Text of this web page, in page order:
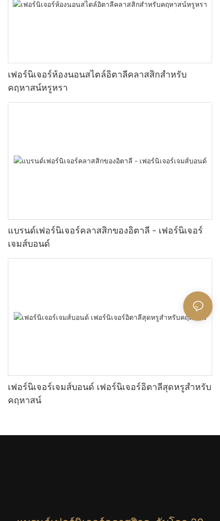
เฟอร์นิเจอร์ห้องนอนสไตล์อิตาลีคลาสสิกสำหรับ
คฤหาสน์หรูหรา
แบรนด์เฟอร์นิเจอร์คลาสสิกของอิตาลี - เฟอร์นิเจอร์
เจมส์บอนด์
เฟอร์นิเจอร์เจมส์บอนด์ เฟอร์นิเจอร์อิตาลีสุดหรูสำหรับ
คฤหาสน์